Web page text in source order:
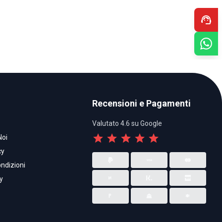
Recensioni e Pagamenti
Valutato 4.6 su Google
star star star star star
support_agent